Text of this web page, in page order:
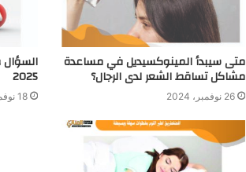
متى سيبدأ المينوكسيديل في مساعدة
مشاكل تساقط الشعر لدى الرجال؟
26 نوفمبر، 2024
السؤال
2025
18 نوفمبر، 2024